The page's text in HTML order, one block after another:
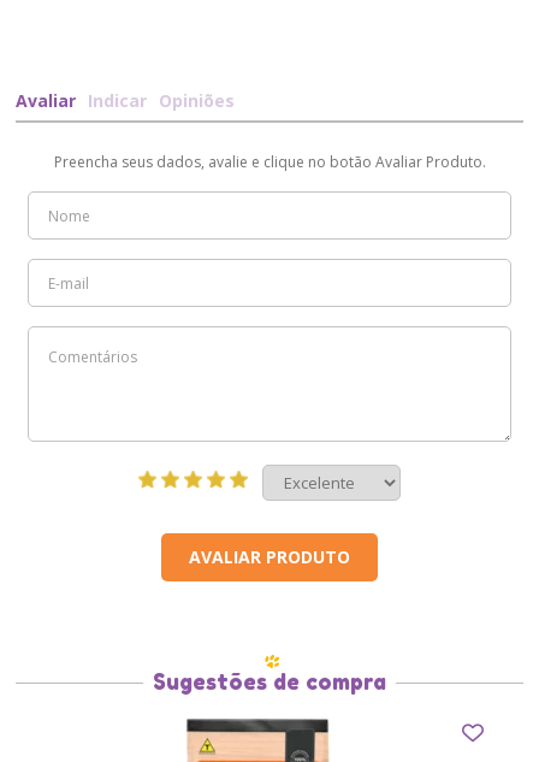
Avaliar Indicar Opiniões
Preencha seus dados, avalie e clique no botão Avaliar Produto.
AVALIAR PRODUTO
Sugestões de compra